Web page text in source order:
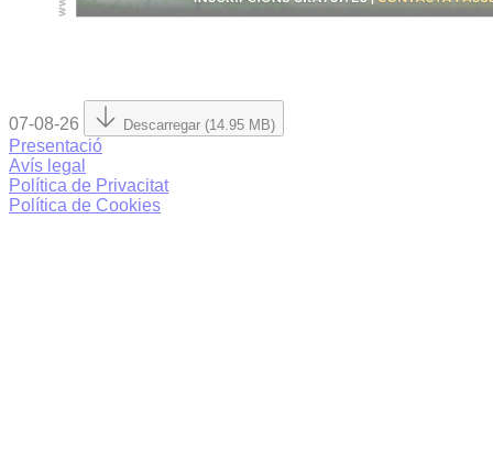
07-08-26 Descarregar (14.95 MB)
Presentació
Avís legal
Política de Privacitat
Política de Cookies